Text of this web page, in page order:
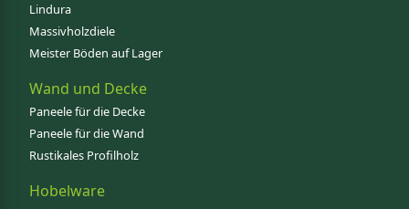
Lindura
Massivholzdiele
Meister Böden auf Lager
Wand und Decke
Paneele für die Decke
Paneele für die Wand
Rustikales Profilholz
Hobelware